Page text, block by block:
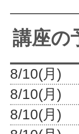
講座の
8/10(
8/10(
8/10(